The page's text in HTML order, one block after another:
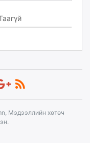
Мэдээллийн хөтөч